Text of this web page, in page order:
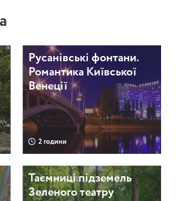
Русанівські фонтани.
Романтика Київської
Венеції
2 години
Таємниці підземель
Зеленого театру